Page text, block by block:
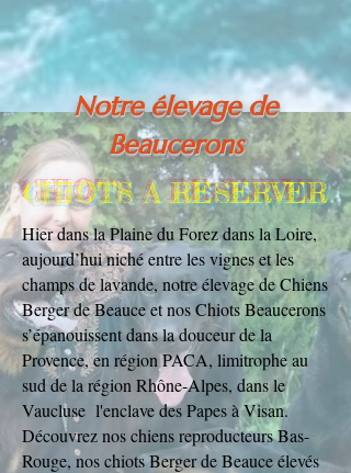
Notre élevage de
Beaucerons
CHIOTS A RESERVER
Hier dans la Plaine du Forez dans la Loire,
aujourd’hui niché entre les vignes et les
champs de lavande, notre élevage de Chiens
Berger de Beauce et nos Chiots Beaucerons
s’épanouissent dans la douceur de la
Provence, en région PACA, limitrophe au
sud de la région Rhône-Alpes, dans le
Vaucluse l'enclave des Papes à Visan.
Découvrez nos chiens reproducteurs Bas-
Rouge, nos chiots Berger de Beauce élevés